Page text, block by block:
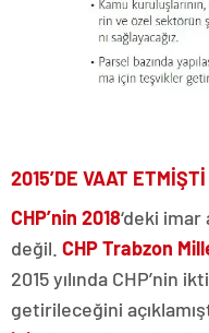
2015’DE VAAT ETMİŞTİ
CHP’nin 2018‘deki
değil. CHP Trabzon
2015 yılında CHP’nin
getirileceğini